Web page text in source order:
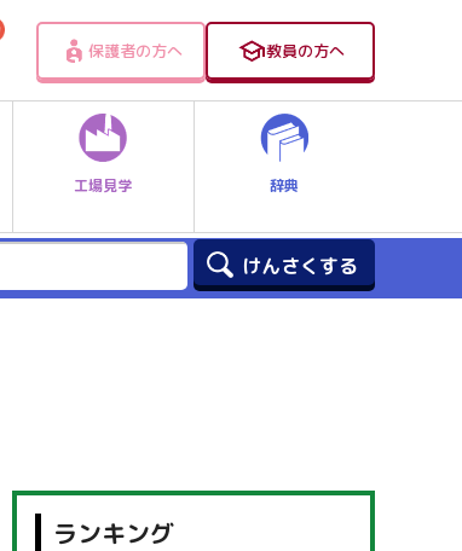
保護者の方へ 教員の方へ
工場見学 辞典
ランキング